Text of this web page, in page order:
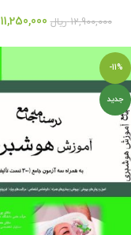
12,900,000 ریال 11,250,000
-11%
جدید